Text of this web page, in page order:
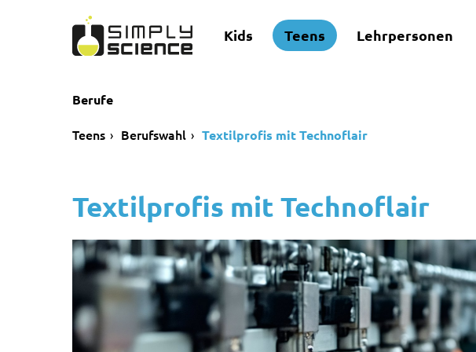
Kids Teens Lehrpersonen
Berufe
Teens Berufswahl Textilprofis mit Technoflair
Textilprofis mit Technoflair